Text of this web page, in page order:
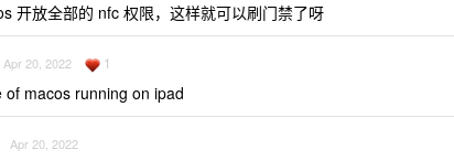
开放全部的 nfc 权限，这样就可以刷门禁了呀
Apr 20, 2022 1
of macos running on ipad
Apr 20, 2022